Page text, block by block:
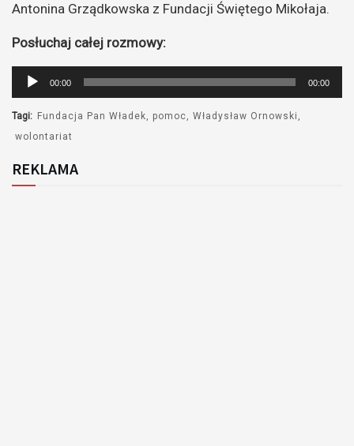
Antonina Grządkowska z Fundacji Świętego Mikołaja.
Posłuchaj całej rozmowy:
Odtwarzacz
plików
dźwiękowych
00:00 00:00
Tagi: Fundacja Pan Władek pomoc
Władysław Ornowski
wolontariat
REKLAMA